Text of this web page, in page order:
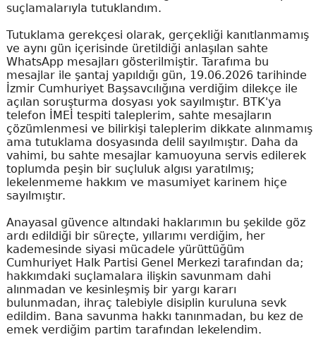
suçlamalarıyla tutuklandım.
Tutuklama gerekçesi olarak, gerçekliği kanıtlanmamış
ve aynı gün içerisinde üretildiği anlaşılan sahte
WhatsApp mesajları gösterilmiştir. Tarafıma bu
mesajlar ile şantaj yapıldığı gün, 19.06.2026 tarihinde
İzmir Cumhuriyet Başsavcılığına verdiğim dilekçe ile
açılan soruşturma dosyası yok sayılmıştır. BTK'ya
telefon İMEİ tespiti taleplerim, sahte mesajların
çözümlenmesi ve bilirkişi taleplerim dikkate alınmamış
ama tutuklama dosyasında delil sayılmıştır. Daha da
vahimi, bu sahte mesajlar kamuoyuna servis edilerek
toplumda peşin bir suçluluk algısı yaratılmış;
lekelenmeme hakkım ve masumiyet karinem hiçe
sayılmıştır.
Anayasal güvence altındaki haklarımın bu şekilde göz
ardı edildiği bir süreçte, yıllarımı verdiğim, her
kademesinde siyasi mücadele yürüttüğüm
Cumhuriyet Halk Partisi Genel Merkezi tarafından da;
hakkımdaki suçlamalara ilişkin savunmam dahi
alınmadan ve kesinleşmiş bir yargı kararı
bulunmadan, ihraç talebiyle disiplin kuruluna sevk
edildim. Bana savunma hakkı tanınmadan, bu kez de
emek verdiğim partim tarafından lekelendim.